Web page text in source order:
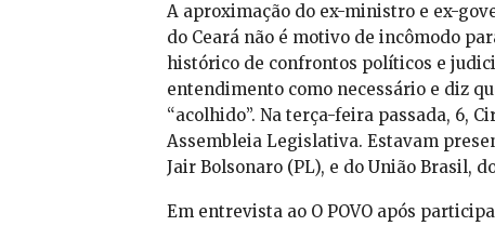
A aproximação do ex-ministro e ex-
do Ceará não é motivo de incômodo
histórico de confrontos políticos e
entendimento como necessário e diz
“acolhido”. Na terça-feira passada, 6,
Assembleia Legislativa. Estavam
Jair Bolsonaro (PL), e do União Brasil,
Em entrevista ao O POVO após